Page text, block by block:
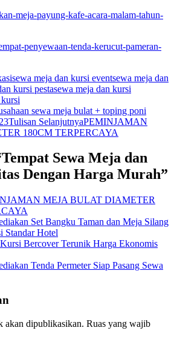
meja-payung-kafe-acara-malam-tahun-
penyewaan-tenda-kerucut-pameran-
sewa meja dan kursi eventsewa meja dan
kursi pestasewa meja dan kursi
sewa meja bulat + toping poni
Tulisan SelanjutnyaPEMINJAMAN
180CM TERPERCAYA
Sewa Meja dan
Dengan Harga Murah”
MEJA BULAT DIAMETER
Set Bangku Taman dan Meja Silang
Standar Hotel
Bercover Terunik Harga Ekonomis
Tenda Permeter Siap Pasang Sewa
akan dipublikasikan. Ruas yang wajib